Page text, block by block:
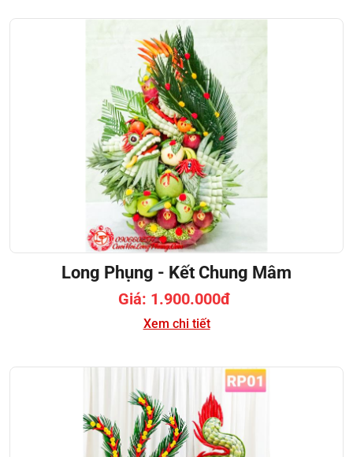
Long Phụng - Kết Chung Mâm
Giá: 1.900.000đ
Xem chi tiết